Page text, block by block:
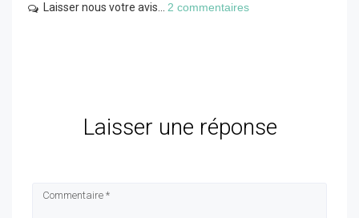
Laisser nous votre avis... 2 commentaires
Laisser une réponse